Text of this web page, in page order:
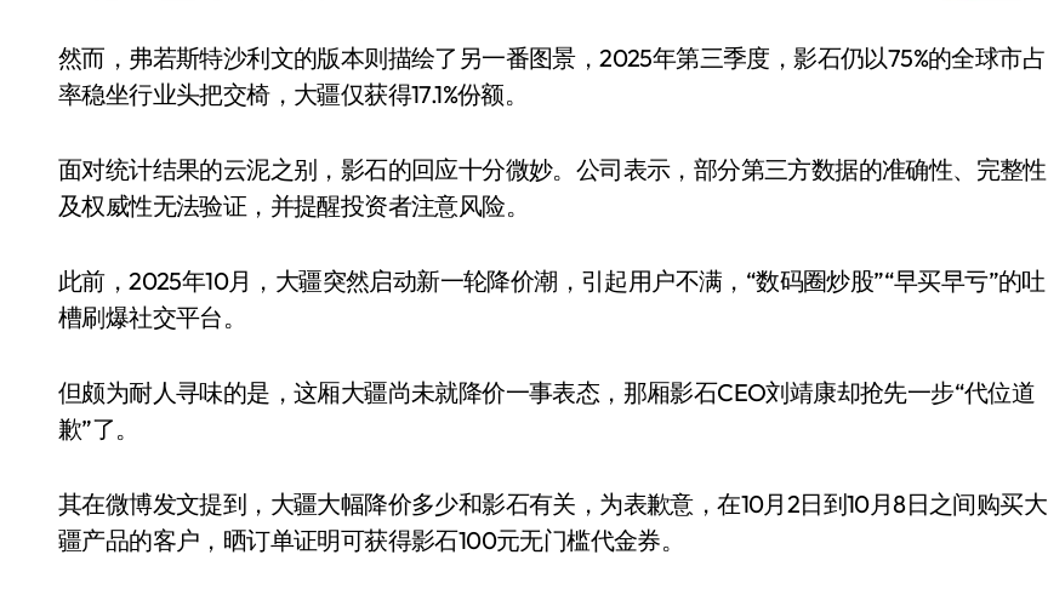
追觅清洁电器全球累计出货量破4000万台，技术创新驱动多品类增长
然而，弗若斯特沙利文的版本则描绘了另一番图景，2025年第三季度，影石仍以75%的全球市占
率稳坐行业头把交椅，大疆仅获得17.1%份额。
面对统计结果的云泥之别，影石的回应十分微妙。公司表示，部分第三方数据的准确性、完整性
及权威性无法验证，并提醒投资者注意风险。
此前，2025年10月，大疆突然启动新一轮降价潮，引起用户不满，“数码圈炒股”“早买早亏”的吐
槽刷爆社交平台。
但颇为耐人寻味的是，这厢大疆尚未就降价一事表态，那厢影石CEO刘靖康却抢先一步“代位道
歉”了。
其在微博发文提到，大疆大幅降价多少和影石有关，为表歉意，在10月2日到10月8日之间购买大
疆产品的客户，晒订单证明可获得影石100元无门槛代金券。